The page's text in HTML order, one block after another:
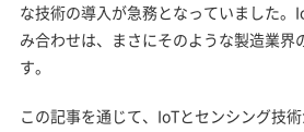
な技術の導入が急務となっていました。
み合わせは、まさにそのような製造業界
す。
この記事を通じて、IoTとセンシング技